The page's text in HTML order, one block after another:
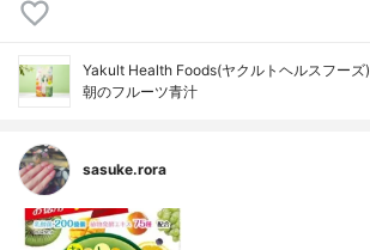
Yakult Health Foods(ヤクルトヘルスフーズ)
朝のフルーツ青汁
sasuke.rora